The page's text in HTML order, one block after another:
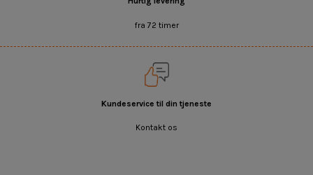
fra 72 timer
Kundeservice til din tjeneste
Kontakt os